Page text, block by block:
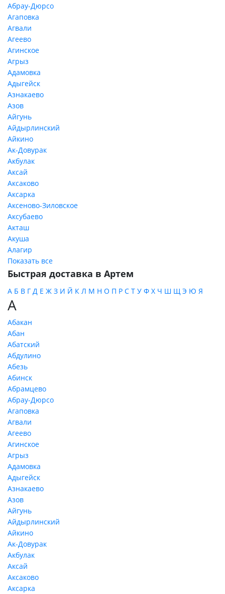
Абрау-Дюрсо
Агаповка
Агвали
Агеево
Агинское
Агрыз
Адамовка
Адыгейск
Азнакаево
Азов
Айгунь
Айдырлинский
Айкино
Ак-Довурак
Акбулак
Аксай
Аксаково
Аксарка
Аксеново-Зиловское
Аксубаево
Акташ
Акуша
Алагир
Показать все
Быстрая доставка в Артем
А Б В Г Д Е Ж З И Й К Л М Н О П Р С Т У Ф Х Ч Ш Щ Э Ю Я
А
Абакан
Абан
Абатский
Абдулино
Абезь
Абинск
Абрамцево
Абрау-Дюрсо
Агаповка
Агвали
Агеево
Агинское
Агрыз
Адамовка
Адыгейск
Азнакаево
Азов
Айгунь
Айдырлинский
Айкино
Ак-Довурак
Акбулак
Аксай
Аксаково
Аксарка